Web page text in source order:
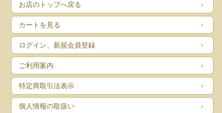
島の昼ごはん
嵩田食卓会議の昼ごはん
匿名座談会みーどぅんトーク
石垣市人口５万人達成
今月のきいやま商店
今月のきいやま商店
お店のトップへ戻る
カートを見る
ログイン、新規会員登録
ご利用案内
特定商取引法表示
個人情報の取扱い